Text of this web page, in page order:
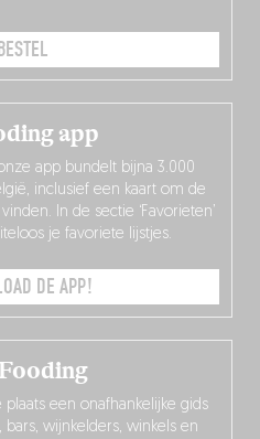
een onafhankelijke gids
wijnkelders, winkels en
app
app bundelt bijna 3.000
inclusief een kaart om de
In de sectie ‘Favorieten’
je favoriete lijstjes.
DE APP!